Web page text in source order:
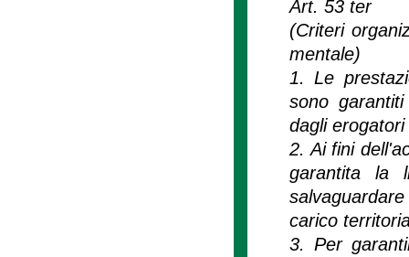
Art. 53 ter
(Criteri
mentale)
1. Le
sono
dagli
2. Ai fini
garantita la
carico
3. Per